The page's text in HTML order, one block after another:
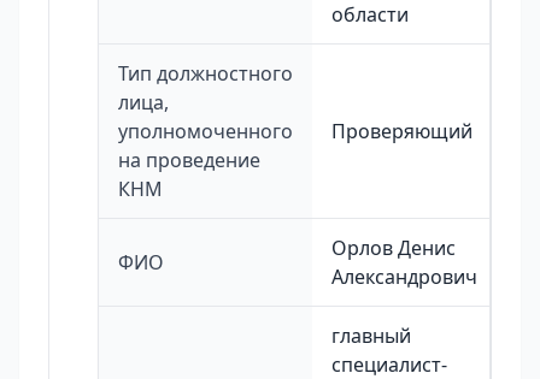
области
Тип должностного
лица,
уполномоченного
на проведение
КНМ
Проверяющий
ФИО
Орлов Денис
Александрович
главный
специалист-